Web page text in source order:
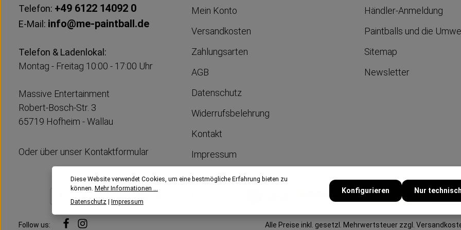
Telefon: +49 6122 14092 0
E-Mail: info@me-paintball.de
Telefon & Ladenlokal:
Montag - Freitag 10:00 - 17:00 Uhr
Massive Entertainment
Robert-Bosch-Str. 3
65719 Hofheim - Wallau
Oder über unser Kontaktformular
Mein Konto
Versandkosten
Zahlungsarten
AGB
Datenschutz
Widerrufsbelehrung
Kontakt
Impressum
Händler-Anmeldung
Paintballs und die
Sitemap
Newsletter
Follow us: Alle Preise inkl. gesetzl. Mehrwertsteuer zzgl.
Diese Website verwendet Cookies, um eine bestmögliche Erfahrung bieten zu
können. Mehr Informationen ...
Datenschutz| Impressum
Nur
Konfigurieren